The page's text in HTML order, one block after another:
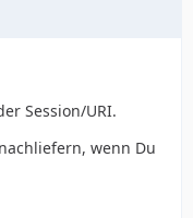
Session/URI.
wenn Du